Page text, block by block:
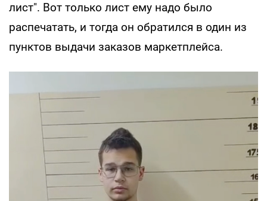
лист". Вот только лист ему надо было
распечатать, и тогда он обратился в один из
пунктов выдачи заказов маркетплейса.